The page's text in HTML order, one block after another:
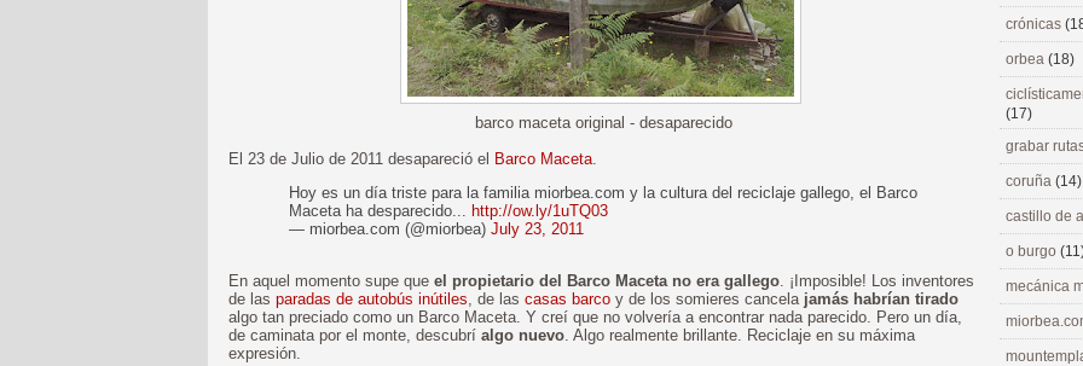
barco maceta original - desaparecido
El 23 de Julio de 2011 desapareció el Barco Maceta.
Hoy es un día triste para la familia miorbea.com y la cultura del reciclaje gallego, el Barco
Maceta ha desparecido... http://ow.ly/1uTQ03
— miorbea.com (@miorbea) July 23, 2011
En aquel momento supe que el propietario del Barco Maceta no era gallego. ¡Imposible! Los inventores
de las paradas de autobús inútiles, de las casas barco y de los somieres cancela jamás habrían tirado
algo tan preciado como un Barco Maceta. Y creí que no volvería a encontrar nada parecido. Pero un día,
de caminata por el monte, descubrí algo nuevo. Algo realmente brillante. Reciclaje en su máxima
expresión.
crónicas
orbea (18)
(17)
grabar
coruña (14)
castillo de
o burgo
mecánica